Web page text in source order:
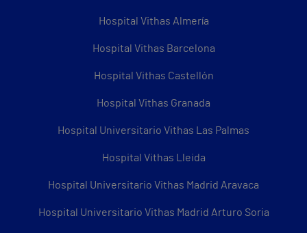
Hospital Vithas Almería
Hospital Vithas Barcelona
Hospital Vithas Castellón
Hospital Vithas Granada
Hospital Universitario Vithas Las Palmas
Hospital Vithas Lleida
Hospital Universitario Vithas Madrid Aravaca
Hospital Universitario Vithas Madrid Arturo Soria